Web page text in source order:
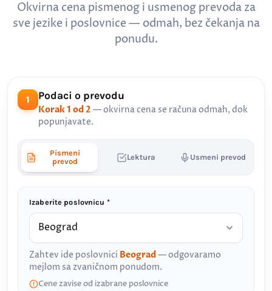
Okvirna cena pismenog i usmenog prevoda za
sve jezike i poslovnice — odmah, bez čekanja na
ponudu.
1 Podaci o prevodu
Korak 1 od 2 — okvirna cena se računa odmah, dok
popunjavate.
Pismeni
prevod
Lektura Usmeni prevod
Izaberite poslovnicu *
Zahtev ide poslovnici Beograd— odgovaramo
mejlom sa zvaničnom ponudom.
Cene zavise od izabrane poslovnice